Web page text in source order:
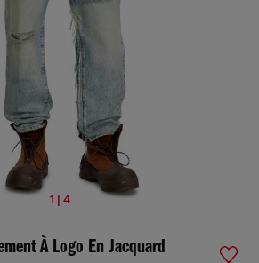
1 | 4
À Logo En Jacquard